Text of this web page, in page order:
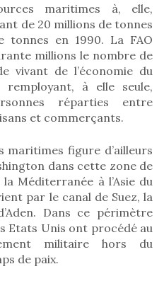
maritimes à, elle,
de 20 millions de tonnes
tonnes en 1990. La FAO
millions le nombre de
vivant de l’économie du
à elle seule,
réparties entre
et commerçants.
maritimes figure d’ailleurs
dans cette zone de
Méditerranée à l’Asie du
par le canal de Suez, la
Dans ce périmètre
Etats Unis ont procédé au
militaire hors du
de paix.